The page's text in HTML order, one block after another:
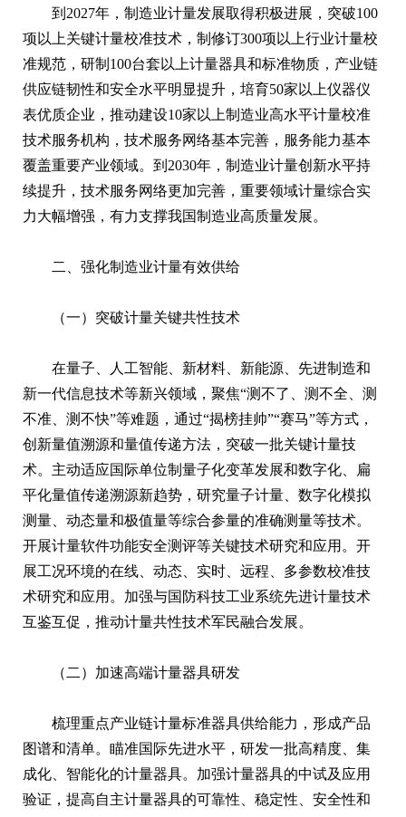
到2027年，制造业计量发展取得积极进展，突破100
项以上关键计量校准技术，制修订300项以上行业计量校
准规范，研制100台套以上计量器具和标准物质，产业链
供应链韧性和安全水平明显提升，培育50家以上仪器仪
表优质企业，推动建设10家以上制造业高水平计量校准
技术服务机构，技术服务网络基本完善，服务能力基本
覆盖重要产业领域。到2030年，制造业计量创新水平持
续提升，技术服务网络更加完善，重要领域计量综合实
力大幅增强，有力支撑我国制造业高质量发展。
二、强化制造业计量有效供给
（一）突破计量关键共性技术
在量子、人工智能、新材料、新能源、先进制造和
新一代信息技术等新兴领域，聚焦“测不了、测不全、测
不准、测不快”等难题，通过“揭榜挂帅”“赛马”等方式，
创新量值溯源和量值传递方法，突破一批关键计量技
术。主动适应国际单位制量子化变革发展和数字化、扁
平化量值传递溯源新趋势，研究量子计量、数字化模拟
测量、动态量和极值量等综合参量的准确测量等技术。
开展计量软件功能安全测评等关键技术研究和应用。开
展工况环境的在线、动态、实时、远程、多参数校准技
术研究和应用。加强与国防科技工业系统先进计量技术
互鉴互促，推动计量共性技术军民融合发展。
（二）加速高端计量器具研发
梳理重点产业链计量标准器具供给能力，形成产品
图谱和清单。瞄准国际先进水平，研发一批高精度、集
成化、智能化的计量器具。加强计量器具的中试及应用
验证，提高自主计量器具的可靠性、稳定性、安全性和